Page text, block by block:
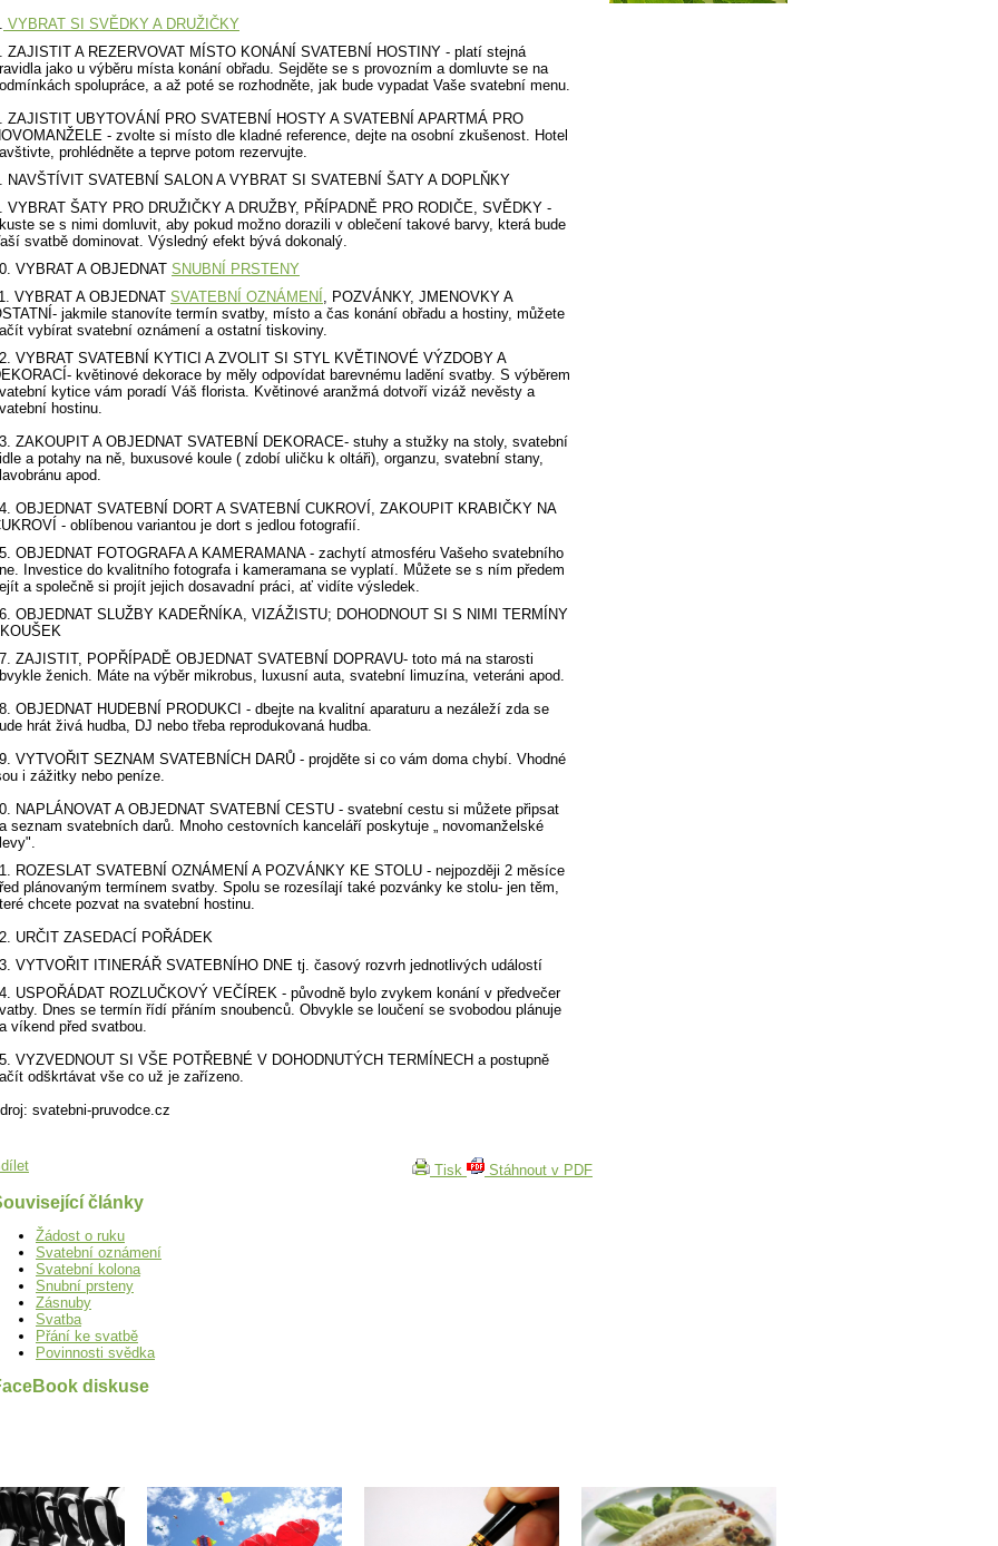
VYBRAT SI SVĚDKY A DRUŽIČKY
ZAJISTIT A REZERVOVAT MÍSTO KONÁNÍ SVATEBNÍ HOSTINY - platí stejná
jako u výběru místa konání obřadu. Sejděte se s provozním a domluvte se na
spolupráce, a až poté se rozhodněte, jak bude vypadat Vaše svatební menu.
ZAJISTIT UBYTOVÁNÍ PRO SVATEBNÍ HOSTY A SVATEBNÍ APARTMÁ PRO
- zvolte si místo dle kladné reference, dejte na osobní zkušenost. Hotel
prohlédněte a teprve potom rezervujte.
NAVŠTÍVIT SVATEBNÍ SALON A VYBRAT SI SVATEBNÍ ŠATY A DOPLŇKY
VYBRAT ŠATY PRO DRUŽIČKY A DRUŽBY, PŘÍPADNĚ PRO RODIČE, SVĚDKY -
se s nimi domluvit, aby pokud možno dorazili v oblečení takové barvy, která bude
svatbě dominovat. Výsledný efekt bývá dokonalý.
VYBRAT A OBJEDNAT SNUBNÍ PRSTENY
VYBRAT A OBJEDNAT SVATEBNÍ OZNÁMENÍ
, POZVÁNKY, JMENOVKY A
jakmile stanovíte termín svatby, místo a čas konání obřadu a hostiny, můžete
vybírat svatební oznámení a ostatní tiskoviny.
VYBRAT SVATEBNÍ KYTICI A ZVOLIT SI STYL KVĚTINOVÉ VÝZDOBY A
květinové dekorace by měly odpovídat barevnému ladění svatby. S výběrem
kytice vám poradí Váš florista. Květinové aranžmá dotvoří vizáž nevěsty a
hostinu.
ZAKOUPIT A OBJEDNAT SVATEBNÍ DEKORACE- stuhy a stužky na stoly, svatební
a potahy na ně, buxusové koule ( zdobí uličku k oltáři), organzu, svatební stany,
apod.
OBJEDNAT SVATEBNÍ DORT A SVATEBNÍ CUKROVÍ, ZAKOUPIT KRABIČKY NA
- oblíbenou variantou je dort s jedlou fotografií.
OBJEDNAT FOTOGRAFA A KAMERAMANA - zachytí atmosféru Vašeho svatebního
Investice do kvalitního fotografa i kameramana se vyplatí. Můžete se s ním předem
a společně si projít jejich dosavadní práci, ať vidíte výsledek.
OBJEDNAT SLUŽBY KADEŘNÍKA, VIZÁŽISTU; DOHODNOUT SI S NIMI TERMÍNY
ZAJISTIT, POPŘÍPADĚ OBJEDNAT SVATEBNÍ DOPRAVU- toto má na starosti
ženich. Máte na výběr mikrobus, luxusní auta, svatební limuzína, veteráni apod.
OBJEDNAT HUDEBNÍ PRODUKCI - dbejte na kvalitní aparaturu a nezáleží zda se
hrát živá hudba, DJ nebo třeba reprodukovaná hudba.
VYTVOŘIT SEZNAM SVATEBNÍCH DARŮ - projděte si co vám doma chybí. Vhodné
i zážitky nebo peníze.
NAPLÁNOVAT A OBJEDNAT SVATEBNÍ CESTU - svatební cestu si můžete připsat
seznam svatebních darů. Mnoho cestovních kanceláří poskytuje „ novomanželské
ROZESLAT SVATEBNÍ OZNÁMENÍ A POZVÁNKY KE STOLU - nejpozději 2 měsíce
plánovaným termínem svatby. Spolu se rozesílají také pozvánky ke stolu- jen těm,
chcete pozvat na svatební hostinu.
URČIT ZASEDACÍ POŘÁDEK
VYTVOŘIT ITINERÁŘ SVATEBNÍHO DNE tj. časový rozvrh jednotlivých událostí
USPOŘÁDAT ROZLUČKOVÝ VEČÍREK - původně bylo zvykem konání v předvečer
Dnes se termín řídí přáním snoubenců. Obvykle se loučení se svobodou plánuje
víkend před svatbou.
VYZVEDNOUT SI VŠE POTŘEBNÉ V DOHODNUTÝCH TERMÍNECH a postupně
odškrtávat vše co už je zařízeno.
svatebni-pruvodce.cz
Tisk Stáhnout v PDF
články
Žádost o ruku
Svatební oznámení
Svatební kolona
Snubní prsteny
Zásnuby
Svatba
Přání ke svatbě
Povinnosti svědka
diskuse